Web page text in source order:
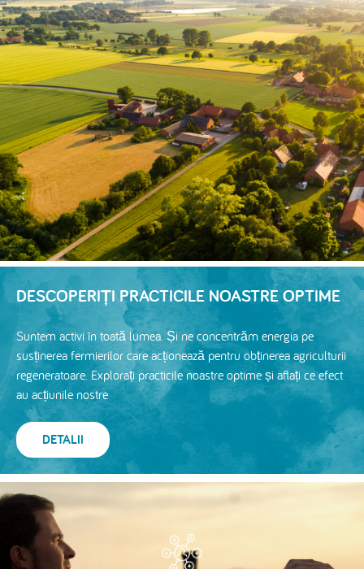
DESCOPERIȚI PRACTICILE NOASTRE OPTIME
Suntem activi în toată lumea. Și ne concentrăm energia pe
susținerea fermierilor care acționează pentru obținerea agriculturii
regeneratoare. Explorați practicile noastre optime și aflați ce efect
au acțiunile nostre
DETALII